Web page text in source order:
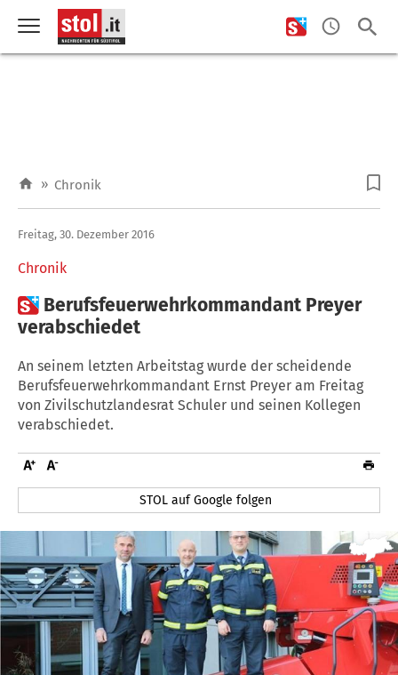
» Chronik
Chronik
Freitag, 30. Dezember 2016
 Berufsfeuerwehrkommandant Preyer
verabschiedet
An seinem letzten Arbeitstag wurde der scheidende
Berufsfeuerwehrkommandant Ernst Preyer am Freitag
von Zivilschutzlandesrat Schuler und seinen Kollegen
verabschiedet.
STOL auf Google folgen